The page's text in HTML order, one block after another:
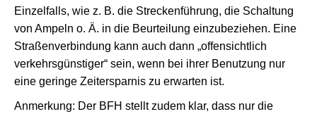
Einzelfalls, wie z. B. die Streckenführung, die Schaltung
von Ampeln o. Ä. in die Beurteilung einzubeziehen. Eine
Straßenverbindung kann auch dann „offensichtlich
verkehrsgünstiger“ sein, wenn bei ihrer Benutzung nur
eine geringe Zeitersparnis zu erwarten ist.
Anmerkung: Der BFH stellt zudem klar, dass nur die